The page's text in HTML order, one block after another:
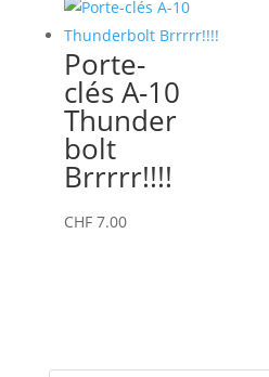
Porte-
clés A-10
Thunder
bolt
Brrrrr!!!!
CHF7.00